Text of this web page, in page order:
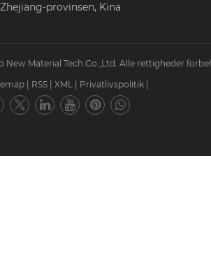
provinsen, Kina
New Material Tech.Co.,Ltd. Alle rettigheder
RSS XML Privatlivspolitik